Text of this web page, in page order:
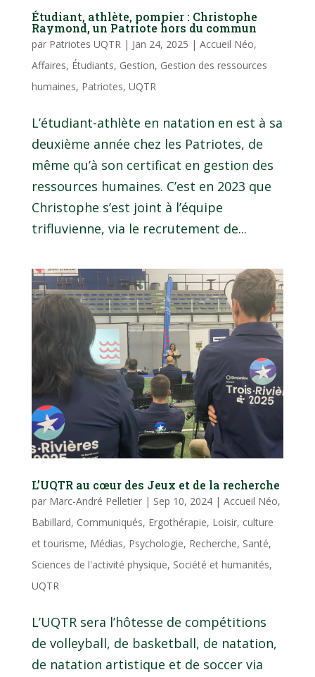
Étudiant, athlète, pompier : Christophe
Raymond, un Patriote hors du commun
par Patriotes UQTR | Jan 24, 2025 | Accueil Néo,
Affaires, Étudiants, Gestion, Gestion des ressources
humaines, Patriotes, UQTR
L’étudiant-athlète en natation en est à sa
deuxième année chez les Patriotes, de
même qu’à son certificat en gestion des
ressources humaines. C’est en 2023 que
Christophe s’est joint à l’équipe
trifluvienne, via le recrutement de...
L’UQTR au cœur des Jeux et de la recherche
par Marc-André Pelletier| Sep 10, 2024| Accueil Néo,
Babillard, Communiqués, Ergothérapie, Loisir, culture
et tourisme, Médias, Psychologie, Recherche, Santé,
Sciences de l'activité physique, Société et humanités,
UQTR
L’UQTR sera l’hôtesse de compétitions
de volleyball, de basketball, de natation,
de natation artistique et de soccer via